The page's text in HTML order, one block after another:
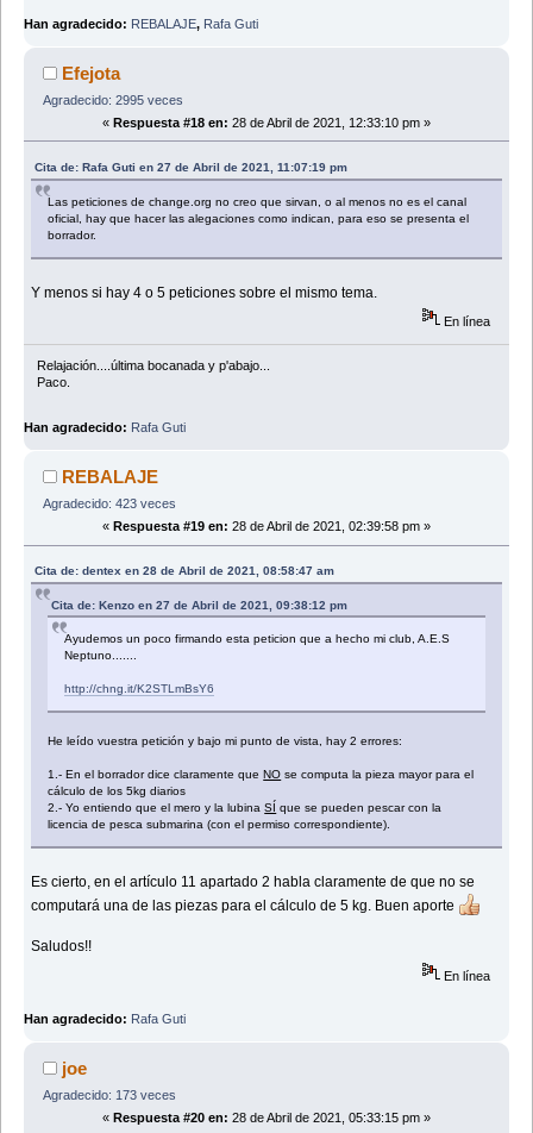
Han agradecido: REBALAJE, Rafa Guti
Efejota
Agradecido: 2995 veces
« Respuesta #18 en: 28 de Abril de 2021, 12:33:10 pm »
Cita de: Rafa Guti en 27 de Abril de 2021, 11:07:19 pm
Las peticiones de change.org no creo que sirvan, o al menos no es el canal
oficial, hay que hacer las alegaciones como indican, para eso se presenta el
borrador.
Y menos si hay 4 o 5 peticiones sobre el mismo tema.
En línea
Relajación....última bocanada y p'abajo...
Paco.
Han agradecido: Rafa Guti
REBALAJE
Agradecido: 423 veces
« Respuesta #19 en: 28 de Abril de 2021, 02:39:58 pm »
Cita de: dentex en 28 de Abril de 2021, 08:58:47 am
Cita de: Kenzo en 27 de Abril de 2021, 09:38:12 pm
Ayudemos un poco firmando esta peticion que a hecho mi club, A.E.S
Neptuno.......
http://chng.it/K2STLmBsY6
He leído vuestra petición y bajo mi punto de vista, hay 2 errores:
1.- En el borrador dice claramente que NO se computa la pieza mayor para el
cálculo de los 5kg diarios
2.- Yo entiendo que el mero y la lubinaSÍ que se pueden pescar con la
licencia de pesca submarina (con el permiso correspondiente).
Es cierto, en el artículo 11 apartado 2 habla claramente de que no se
computará una de las piezas para el cálculo de 5 kg. Buen aporte
Saludos!!
En línea
Han agradecido: Rafa Guti
joe
Agradecido: 173 veces
« Respuesta #20 en: 28 de Abril de 2021, 05:33:15 pm »